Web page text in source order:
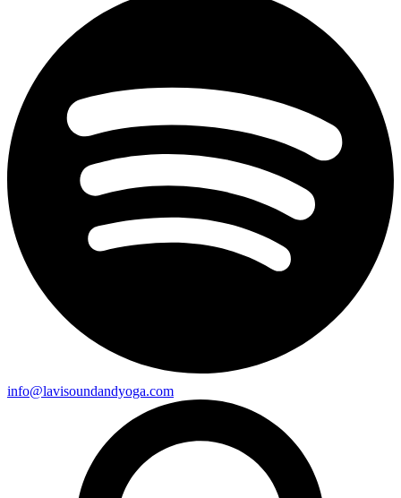
info@lavisoundandyoga.com